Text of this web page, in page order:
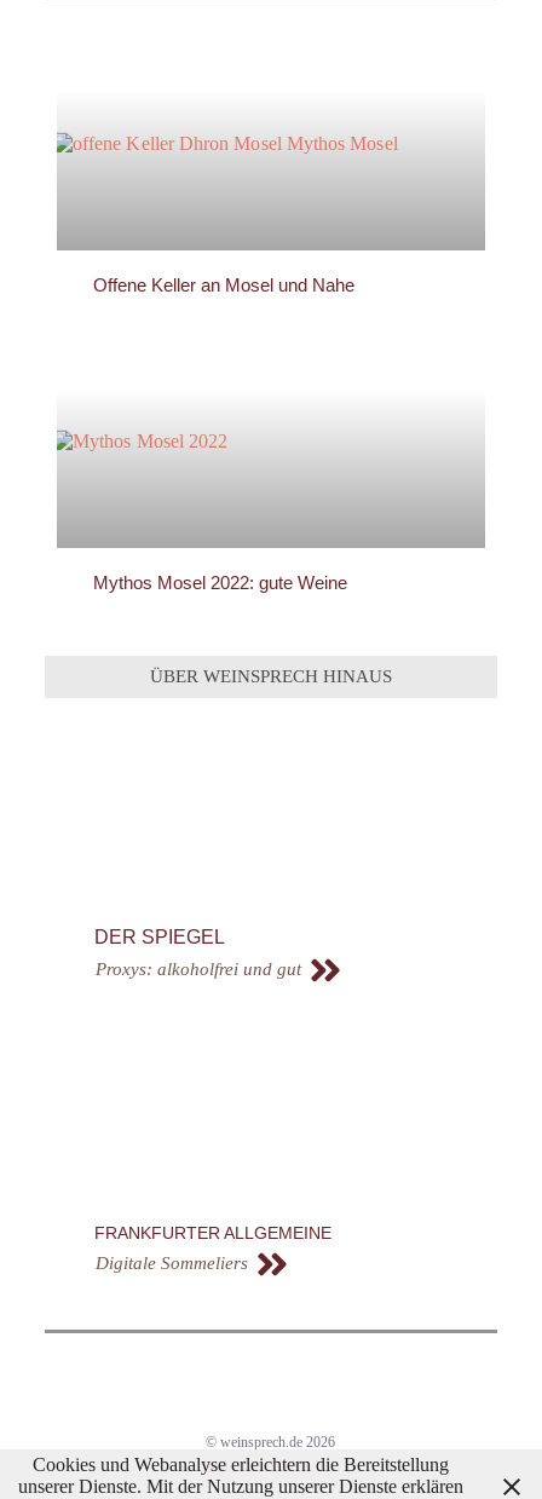
Offene Keller an Mosel und Nahe
Mythos Mosel 2022: gute Weine
ÜBER WEINSPRECH HINAUS
DER SPIEGEL
Proxys: alkoholfrei und gut
FRANKFURTER ALLGEMEINE
Digitale Sommeliers
© weinsprech.de 2026
Impressum/Datenschutz
Cookies und Webanalyse erleichtern die Bereitstellung
unserer Dienste. Mit der Nutzung unserer Dienste erklären